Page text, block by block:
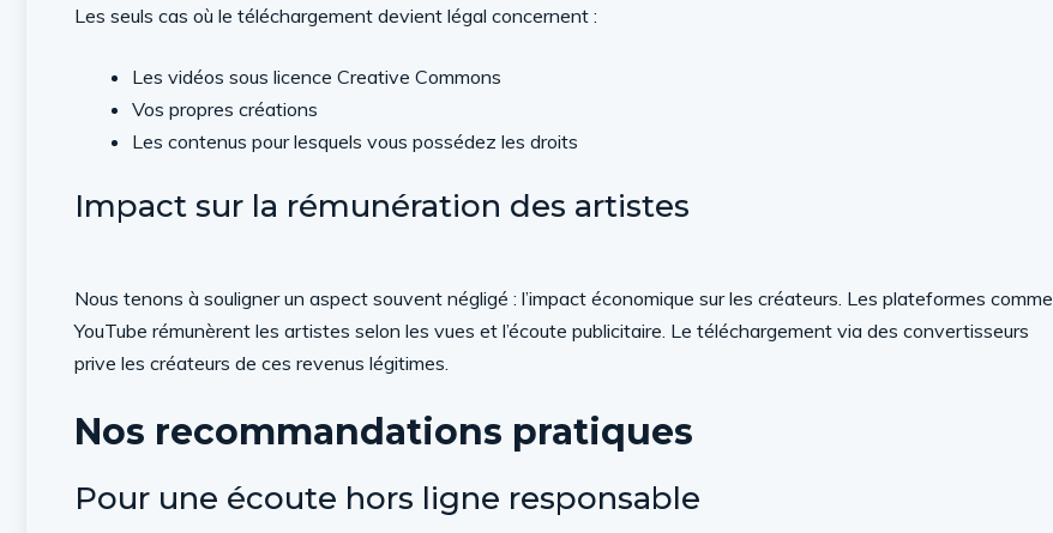
Les seuls cas où le téléchargement devient légal concernent :
Les vidéos sous licence Creative Commons
Vos propres créations
Les contenus pour lesquels vous possédez les droits
Impact sur la rémunération des artistes
Nous tenons à souligner un aspect souvent négligé : l’impact économique sur les créateurs. Les plateformes comme
YouTube rémunèrent les artistes selon les vues et l’écoute publicitaire. Le téléchargement via des convertisseurs
prive les créateurs de ces revenus légitimes.
Nos recommandations pratiques
Pour une écoute hors ligne responsable